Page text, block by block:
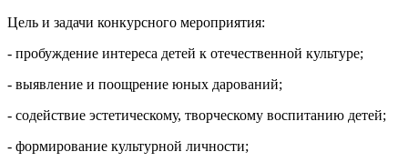
Цель и задачи конкурсного мероприятия:
- пробуждение интереса детей к отечественной культуре;
- выявление и поощрение юных дарований;
- содействие эстетическому, творческому воспитанию детей;
- формирование культурной личности;